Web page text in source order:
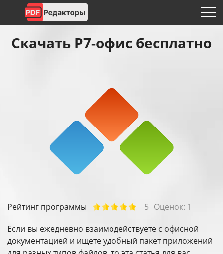
Скачать Р7-офис бесплатно
Рейтинг программы 5 Оценок: 1
Если вы ежедневно взаимодействуете с офисной
документацией и ищете удобный пакет приложений